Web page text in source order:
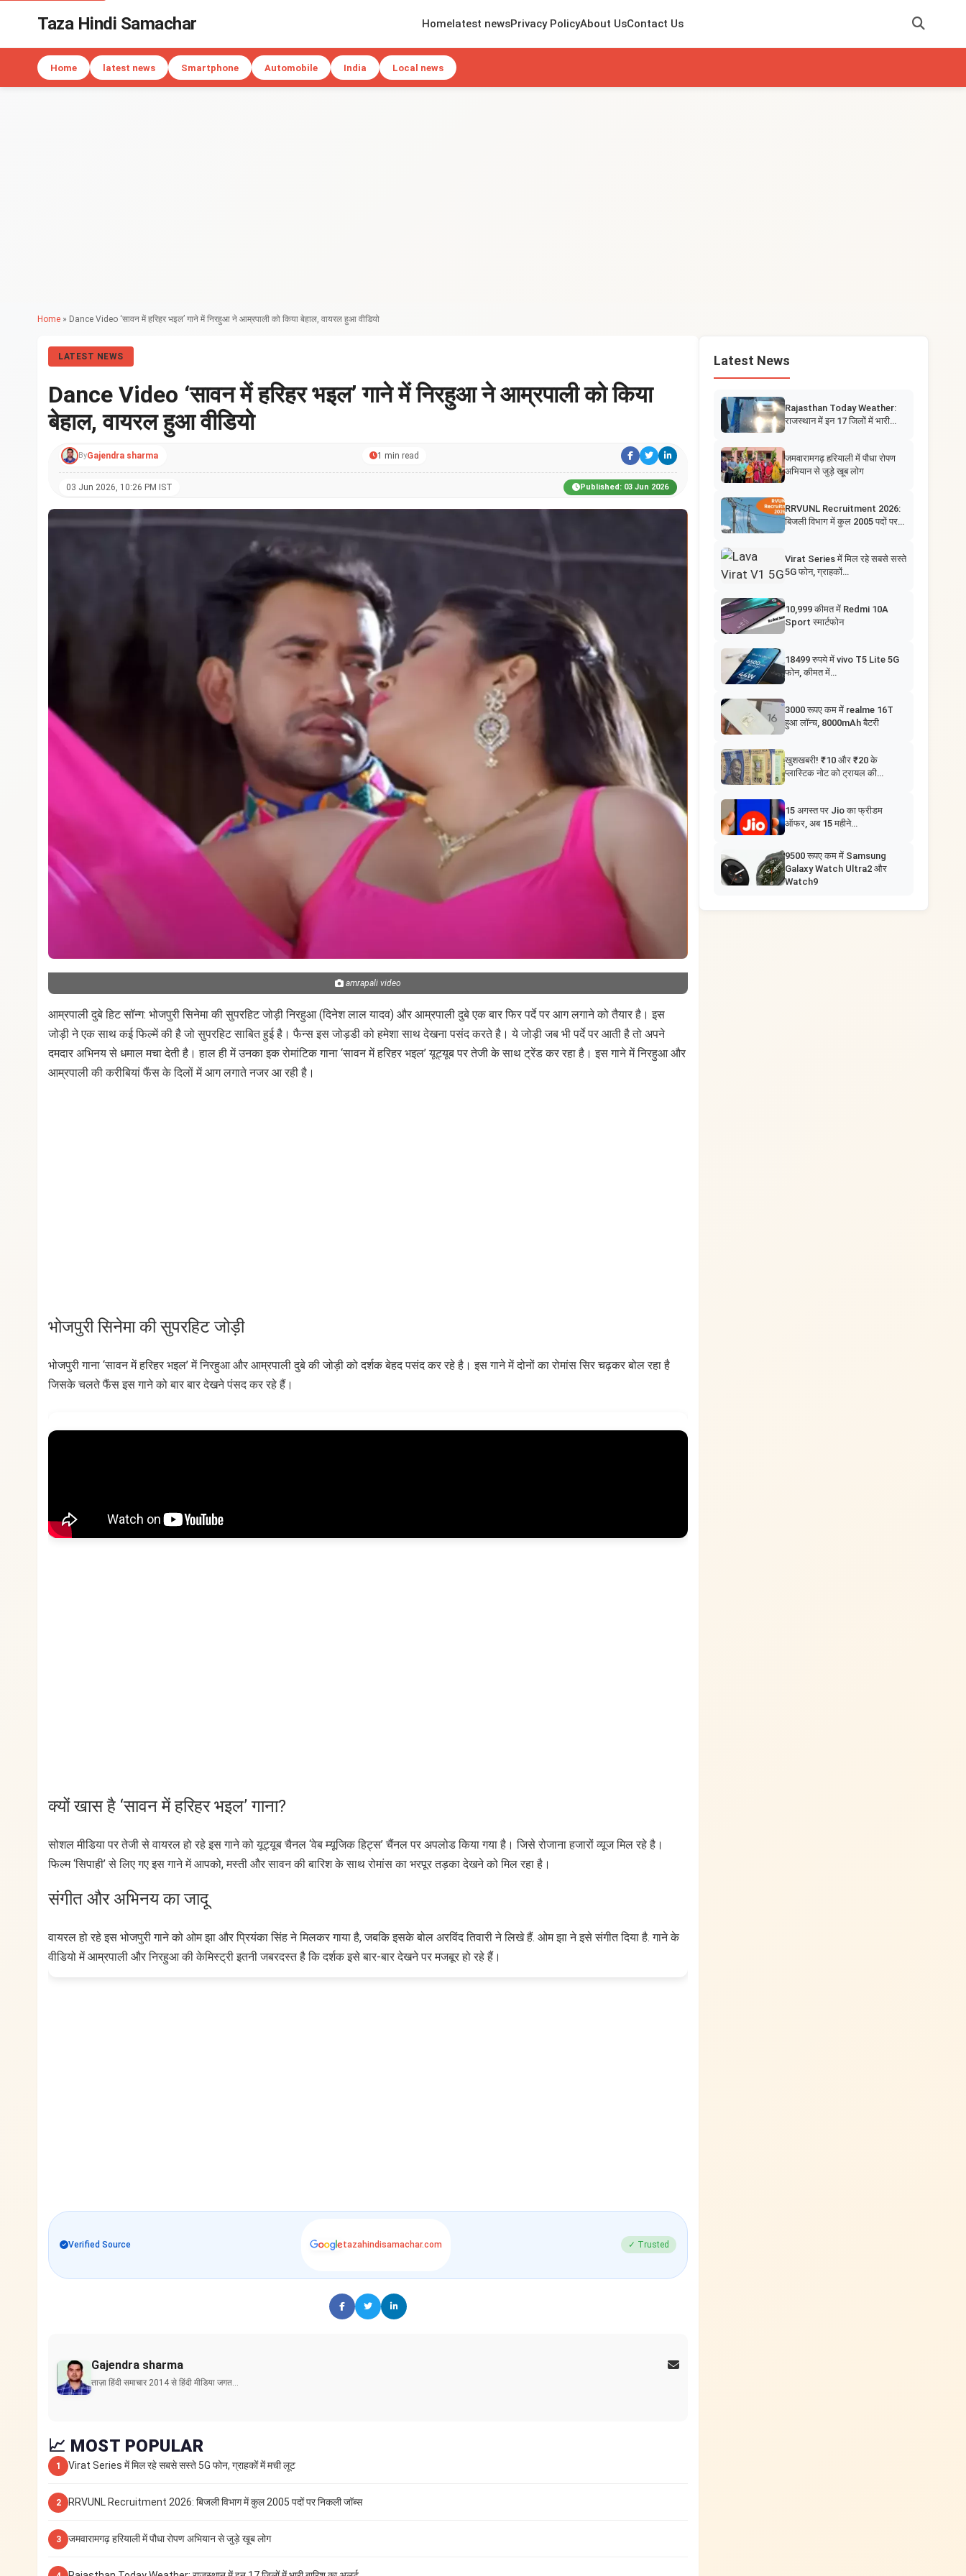
Taza Hindi Samachar Homelatest newsPrivacy PolicyAbout UsContact Us
Home latest news Smartphone Automobile India Local news
Home » Dance Video ‘सावन में हरिहर भइल’ गाने में निरहुआ ने आम्रपाली को किया बेहाल, वायरल हुआ वीडियो
LATEST NEWS
Dance Video ‘सावन में हरिहर भइल’ गाने में निरहुआ ने आम्रपाली को किया
बेहाल, वायरल हुआ वीडियो
ByGajendra sharma 1 min read
03 Jun 2026, 10:26 PM IST Published: 03 Jun 2026
amrapali video
आम्रपाली दुबे हिट सॉन्ग: भोजपुरी सिनेमा की सुपरहिट जोड़ी निरहुआ (दिनेश लाल यादव) और आम्रपाली दुबे एक बार फिर पर्दे पर आग लगाने को तैयार है। इस
जोड़ी ने एक साथ कई फिल्में की है जो सुपरहिट साबित हुई है। फैन्स इस जोड़डी को हमेशा साथ देखना पसंद करते है। ये जोड़ी जब भी पर्दे पर आती है तो अपने
दमदार अभिनय से धमाल मचा देती है। हाल ही में उनका इक रोमांटिक गाना ‘सावन में हरिहर भइल’ यूट्यूब पर तेजी के साथ ट्रेंड कर रहा है। इस गाने में निरहुआ और
आम्रपाली की करीबियां फैंस के दिलों में आग लगाते नजर आ रही है।
भोजपुरी सिनेमा की सुपरहिट जोड़ी
भोजपुरी गाना ‘सावन में हरिहर भइल’ में निरहुआ और आम्रपाली दुबे की जोड़ी को दर्शक बेहद पसंद कर रहे है। इस गाने में दोनों का रोमांस सिर चढ़कर बोल रहा है
जिसके चलते फैंस इस गाने को बार बार देखने पंसद कर रहे हैं।
क्यों खास है ‘सावन में हरिहर भइल’ गाना?
सोशल मीडिया पर तेजी से वायरल हो रहे इस गाने को यूट्यूब चैनल ‘वेब म्यूजिक हिट्स’ चैंनल पर अपलोड किया गया है। जिसे रोजाना हजारों व्यूज मिल रहे है।
फिल्म ‘सिपाही’ से लिए गए इस गाने में आपको, मस्ती और सावन की बारिश के साथ रोमांस का भरपूर तड़का देखने को मिल रहा है।
संगीत और अभिनय का जादू
वायरल हो रहे इस भोजपुरी गाने को ओम झा और प्रियंका सिंह ने मिलकर गाया है, जबकि इसके बोल अरविंद तिवारी ने लिखे हैं. ओम झा ने इसे संगीत दिया है. गाने के
वीडियो में आम्रपाली और निरहुआ की केमिस्ट्री इतनी जबरदस्त है कि दर्शक इसे बार-बार देखने पर मजबूर हो रहे हैं।
Verified Source tazahindisamachar.com ✓ Trusted
Gajendra sharma
ताज़ा हिंदी समाचार 2014 से हिंदी मीडिया जगत…
📈 MOST POPULAR
1 Virat Series में मिल रहे सबसे सस्ते 5G फोन, ग्राहकों में मची लूट
2 RRVUNL Recruitment 2026: बिजली विभाग में कुल 2005 पदों पर निकली जॉब्स
3 जमवारामगढ़ हरियाली में पौधा रोपण अभियान से जुड़े खूब लोग
Latest News
Rajasthan Today Weather:
राजस्थान में इन 17 जिलों में भारी…
जमवारामगढ़ हरियाली में पौधा रोपण
अभियान से जुड़े खूब लोग
RRVUNL Recruitment 2026:
बिजली विभाग में कुल 2005 पदों पर…
Virat Series में मिल रहे सबसे सस्ते
5G फोन, ग्राहकों…
10,999 कीमत में Redmi 10A
Sport स्मार्टफोन
18499 रुपये में vivo T5 Lite 5G
फोन, कीमत में…
3000 रूपए कम में realme 16T
हुआ लॉन्च, 8000mAh बैटरी
खुशखबरी! ₹10 और ₹20 के
प्लास्टिक नोट को ट्रायल की…
15 अगस्त पर Jio का फ्रीडम
ऑफर, अब 15 महीने…
9500 रूपए कम में Samsung
Galaxy Watch Ultra2 और
Watch9